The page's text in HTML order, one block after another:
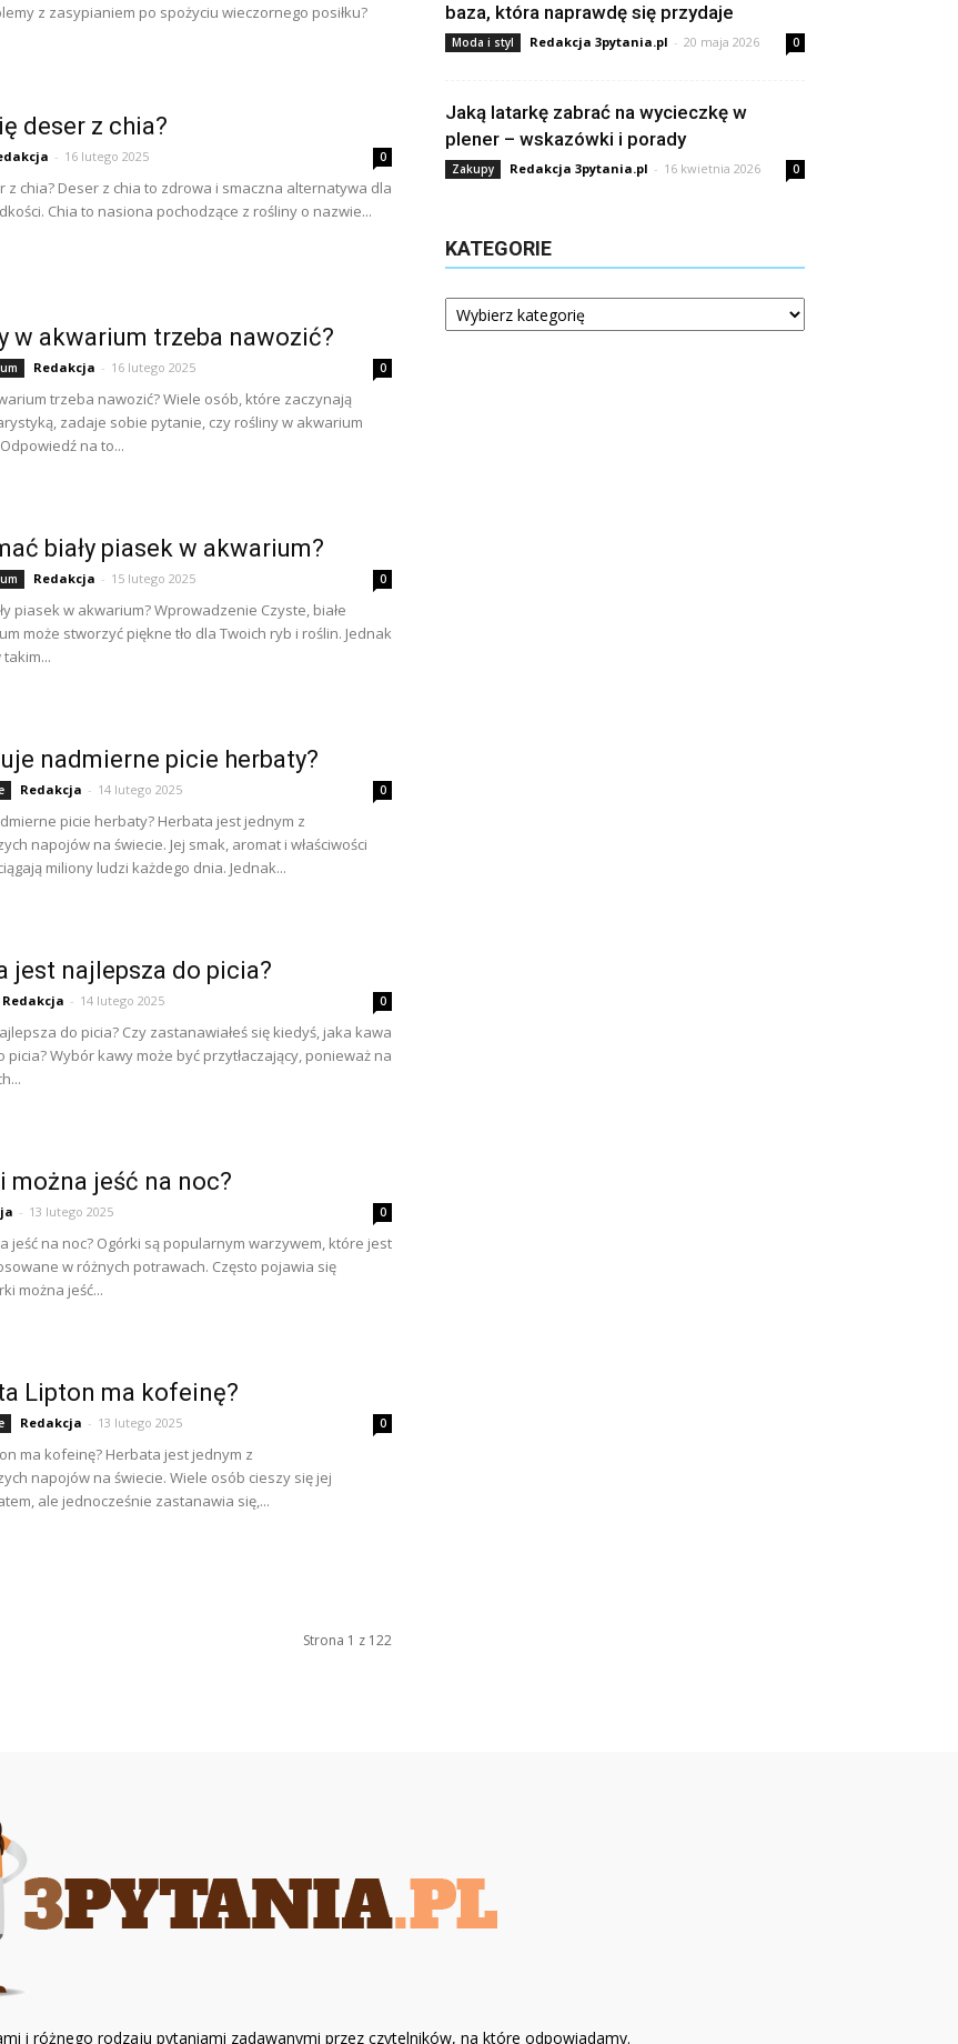
z zasypianiem po spożyciu wieczornego posiłku?
deser z chia?
- 16 lutego 2025 0
z chia? Deser z chia to zdrowa i smaczna alternatywa dla
Chia to nasiona pochodzące z rośliny o nazwie...
w akwarium trzeba nawozić?
Redakcja - 16 lutego 2025 0
trzeba nawozić? Wiele osób, które zaczynają
zadaje sobie pytanie, czy rośliny w akwarium
na to...
biały piasek w akwarium?
Redakcja - 15 lutego 2025 0
piasek w akwarium? Wprowadzenie Czyste, białe
może stworzyć piękne tło dla Twoich ryb i roślin. Jednak
nadmierne picie herbaty?
Redakcja - 14 lutego 2025 0
picie herbaty? Herbata jest jednym z
napojów na świecie. Jej smak, aromat i właściwości
miliony ludzi każdego dnia. Jednak...
jest najlepsza do picia?
Redakcja - 14 lutego 2025 0
do picia? Czy zastanawiałeś się kiedyś, jaka kawa
picia? Wybór kawy może być przytłaczający, ponieważ na
można jeść na noc?
- 13 lutego 2025 0
jeść na noc? Ogórki są popularnym warzywem, które jest
w różnych potrawach. Często pojawia się
można jeść...
Lipton ma kofeinę?
Redakcja - 13 lutego 2025 0
ma kofeinę? Herbata jest jednym z
napojów na świecie. Wiele osób cieszy się jej
ale jednocześnie zastanawia się,...
Strona 1 z 122
baza, która naprawdę się przydaje
Moda i styl Redakcja 3pytania.pl - 20 maja 2026 0
Jaką latarkę zabrać na wycieczkę w
plener – wskazówki i porady
Zakupy Redakcja 3pytania.pl - 16 kwietnia 2026 0
KATEGORIE
Kategorie
i różnego rodzaju pytaniami zadawanymi przez czytelników, na które odpowiadamy.